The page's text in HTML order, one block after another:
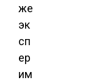
же
эк
сп
ер
им